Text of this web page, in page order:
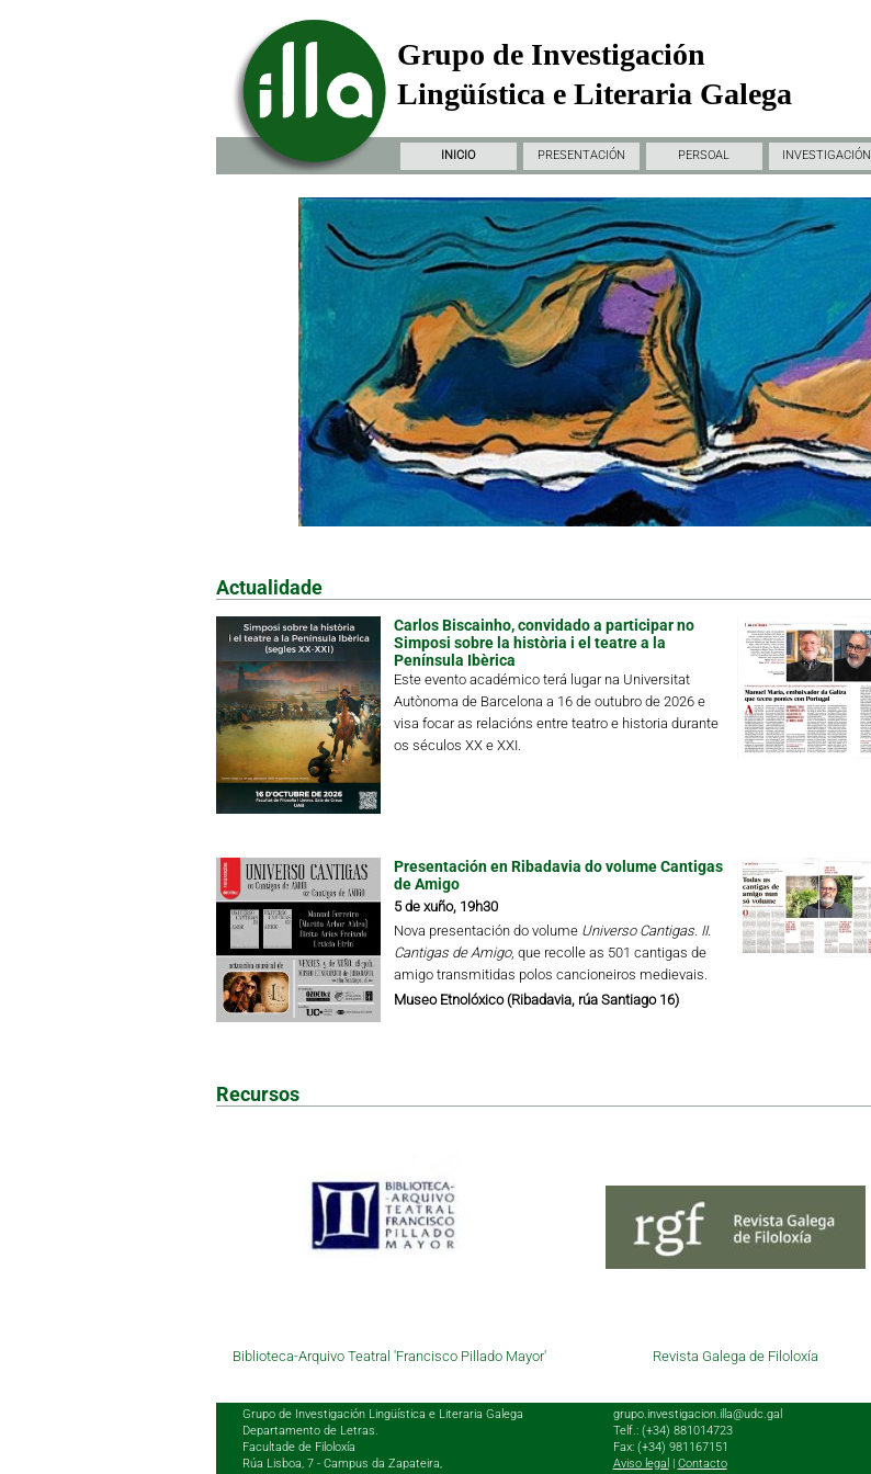
Grupo de Investigación
Lingüística e Literaria Galega
INICIO PRESENTACIÓN PERSOAL INVESTIGACIÓN
Actualidade
Carlos Biscainho, convidado a participar no
Simposi sobre la història i el teatre a la
Península Ibèrica
Este evento académico terá lugar na Universitat
Autònoma de Barcelona a 16 de outubro de 2026 e
visa focar as relacións entre teatro e historia durante
os séculos XX e XXI.
Presentación en Ribadavia do volume Cantigas
de Amigo
5 de xuño, 19h30
Nova presentación do volume Universo Cantigas. II.
Cantigas de Amigo, que recolle as 501 cantigas de
amigo transmitidas polos cancioneiros medievais.
Museo Etnolóxico (Ribadavia, rúa Santiago 16)
Recursos
Biblioteca-Arquivo Teatral 'Francisco Pillado Mayor' Revista Galega de Filoloxía
Grupo de Investigación Lingüística e Literaria Galega
Departamento de Letras.
Facultade de Filoloxía
Rúa Lisboa, 7 - Campus da Zapateira,
grupo.investigacion.illa@udc.gal
Telf.: (+34) 881014723
Fax: (+34) 981167151
Aviso legal | Contacto